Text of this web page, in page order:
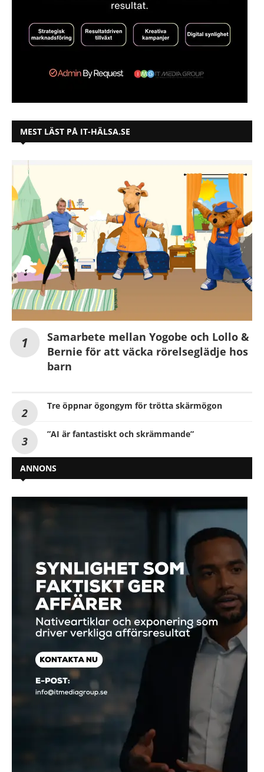
MEST LÄST PÅ IT-HÄLSA.SE
Samarbete mellan Yogobe och Lollo &
Bernie för att väcka rörelseglädje hos
barn
Tre öppnar ögongym för trötta skärmögon
”AI är fantastiskt och skrämmande”
ANNONS